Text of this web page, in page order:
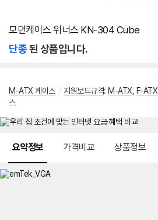
모던케이스 위너스 KN-304 Cube
단종된 상품입니다.
M-ATX 케이스 / 지원보드규격: M-ATX F-ATX
스
요약정보 가격비교 상품정보